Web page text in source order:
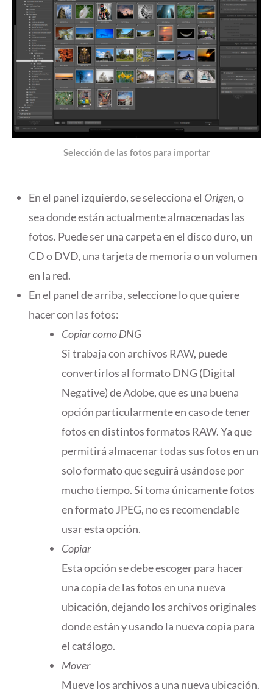
Selección de las fotos para importar
En el panel izquierdo, se selecciona el Origen, o
sea donde están actualmente almacenadas las
fotos. Puede ser una carpeta en el disco duro, un
CD o DVD, una tarjeta de memoria o un volumen
en la red.
En el panel de arriba, seleccione lo que quiere
hacer con las fotos:
Copiar como DNG
Si trabaja con archivos RAW, puede
convertirlos al formato DNG (Digital
Negative) de Adobe, que es una buena
opción particularmente en caso de tener
fotos en distintos formatos RAW. Ya que
permitirá almacenar todas sus fotos en un
solo formato que seguirá usándose por
mucho tiempo. Si toma únicamente fotos
en formato JPEG, no es recomendable
usar esta opción.
Copiar
Esta opción se debe escoger para hacer
una copia de las fotos en una nueva
ubicación, dejando los archivos originales
donde están y usando la nueva copia para
el catálogo.
Mover
Mueve los archivos a una nueva ubicación.